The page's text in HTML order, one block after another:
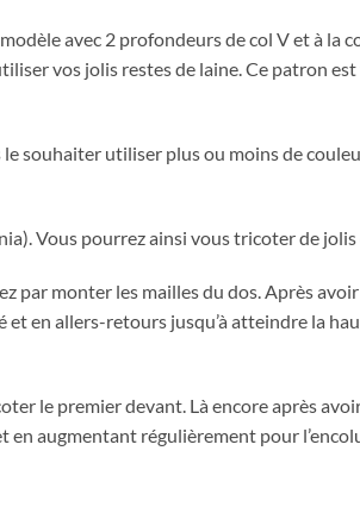
avec 2 profondeurs de col V et à la
vos jolis restes de laine. Ce patron
le souhaiter utiliser plus ou moins de
Vous pourrez ainsi vous tricoter de jolis
par monter les mailles du dos. Après
en allers-retours jusqu’à atteindre la
le premier devant. Là encore après
augmentant régulièrement pour